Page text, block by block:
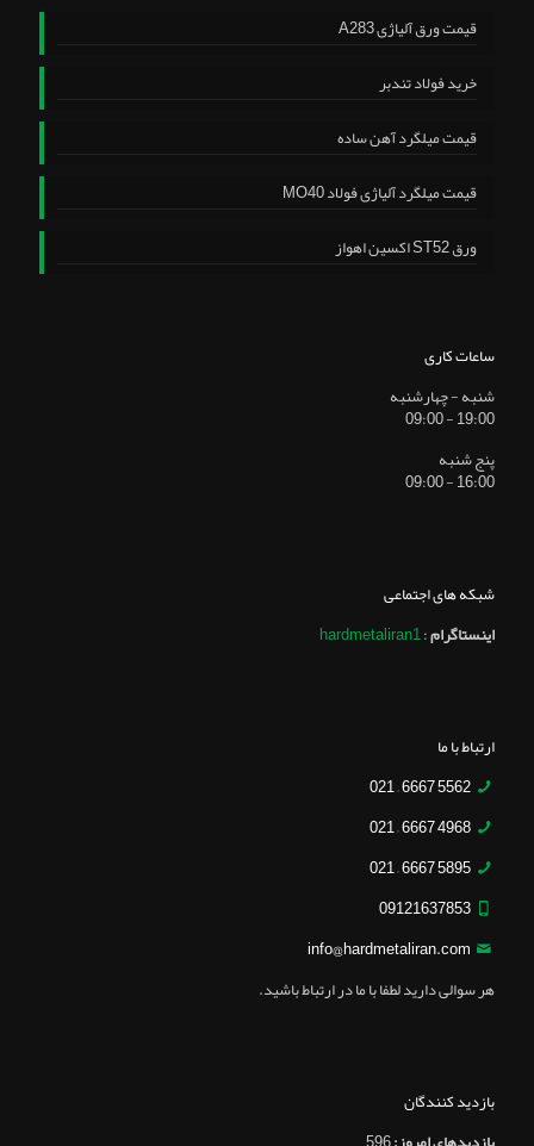
قیمت ورق آلیاژی A283
خرید فولاد تندبر
قیمت میلگرد آهن ساده
قیمت میلگرد آلیاژی فولاد MO40
ورق ST52 اکسین اهواز
ساعات کاری
شنبه - چهارشنبه
19:00 - 09:00
پنج شنبه
16:00 - 09:00
شبکه های اجتماعی
اینستاگرام:
hardmetaliran1
ارتباط با ما
5562 6667 – 021
4968 6667 – 021
5895 6667 – 021
09121637853
info@hardmetaliran.com
هر سوالی دارید لطفا با ما در ارتباط باشید.
بازدید کنندگان